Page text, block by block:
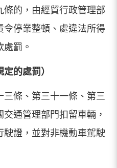
條的，由經貿行政管理部
令停業整頓、處違法所得
罰。
的處罰）
三條、第三十一條、第三
通管理部門扣留車輛，
駛證，並對非機動車駕駛